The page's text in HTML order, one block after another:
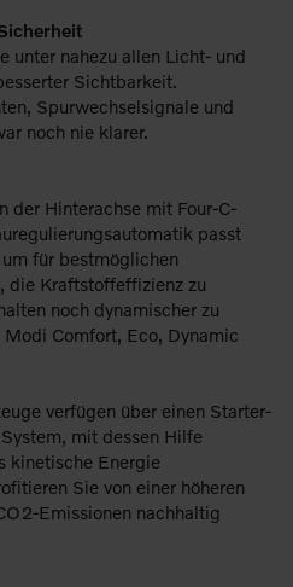
unter nahezu allen Licht- und
Sichtbarkeit.
Spurwechselsignale und
noch nie klarer.
der Hinterachse mit Four-C-
passt
für bestmöglichen
die Kraftstoffeffizienz zu
noch dynamischer zu
Comfort, Eco, Dynamic
verfügen über einen Starter-
mit dessen Hilfe
kinetische Energie
Sie von einer höheren
Emissionen nachhaltig